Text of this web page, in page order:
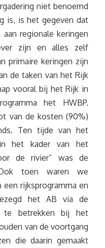
niet benoemd
is, is het gegeven dat
regionale keringen
zijn en alles zelf
primaire keringen zijn
de taken van het Rijk
vooral bij het Rijk in
het HWBP.
van de kosten (90%)
Ten tijde van het
in het kader van het
de rivier” was de
toen waren we
rijksprogramma en
het AB via de
te betrekken bij het
van de voortgang
die daarin gemaakt